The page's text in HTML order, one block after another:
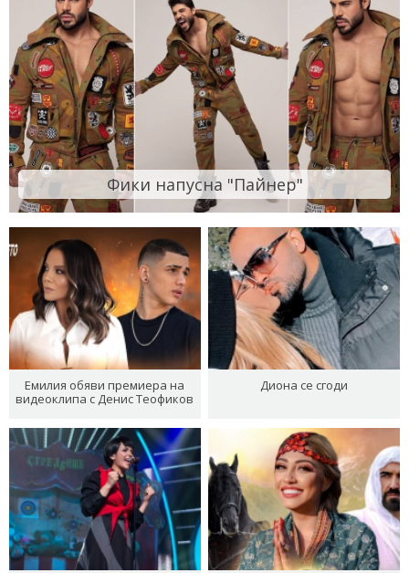
Фики напусна "Пайнер"
Емилия обяви премиера на
видеоклипа с Денис Теофиков
Диона се сгоди